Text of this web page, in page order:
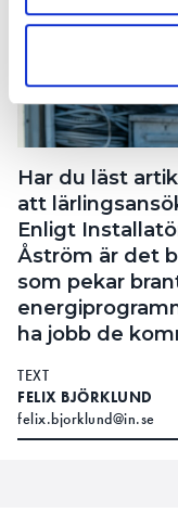
information som du
samlat in när du
Har du läst
att
Enligt
Åström är det
som pekar
ha jobb de
TEXT
FELIX BJÖRKLUND
felix.bjorklund@in.se